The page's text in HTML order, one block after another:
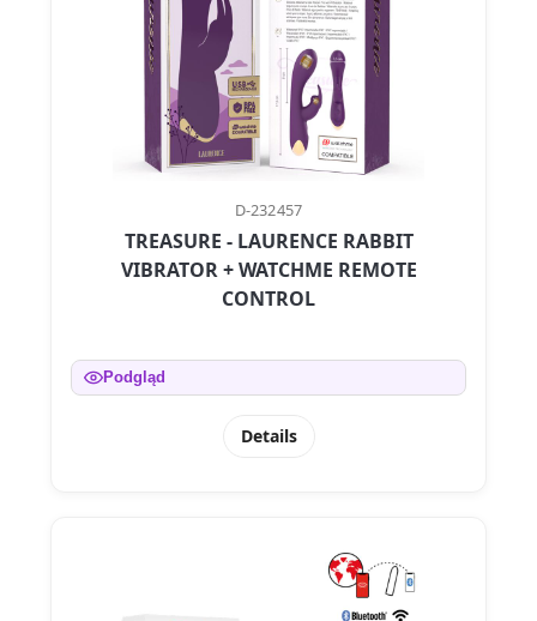
D-232457
TREASURE - LAURENCE RABBIT
VIBRATOR + WATCHME REMOTE
CONTROL
Podgląd
Details